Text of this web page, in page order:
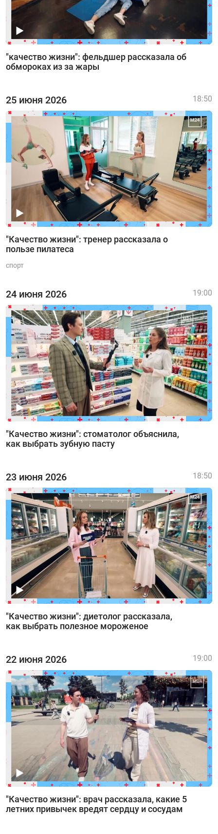
"качество жизни": фельдшер рассказала об
обмороках из за жары
25 июня 2026
"Качество жизни": тренер рассказала о
пользе пилатеса
18:50
спорт
24 июня 2026
"Качество жизни": стоматолог объяснила,
как выбрать зубную пасту
19:00
23 июня 2026
"Качество жизни": диетолог рассказала,
как выбрать полезное мороженое
18:50
22 июня 2026
"Качество жизни": врач рассказала, какие 5
летних привычек вредят сердцу и сосудам
19:00